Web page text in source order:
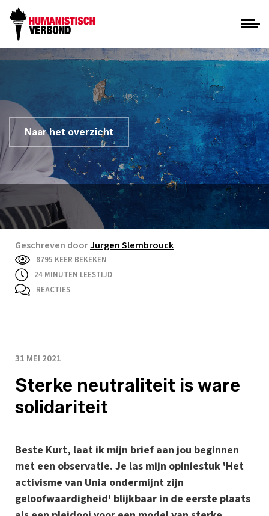
Naar het overzicht
Geschreven doorJurgen Slembrouck
8795 KEER BEKEKEN
24 MINUTEN LEESTIJD
REACTIES
31 MEI 2021
Sterke neutraliteit is ware
solidariteit
Beste Kurt, laat ik mijn brief aan jou beginnen
met een observatie. Je las mijn opiniestuk 'Het
activisme van Unia ondermijnt zijn
geloofwaardigheid' blijkbaar in de eerste plaats